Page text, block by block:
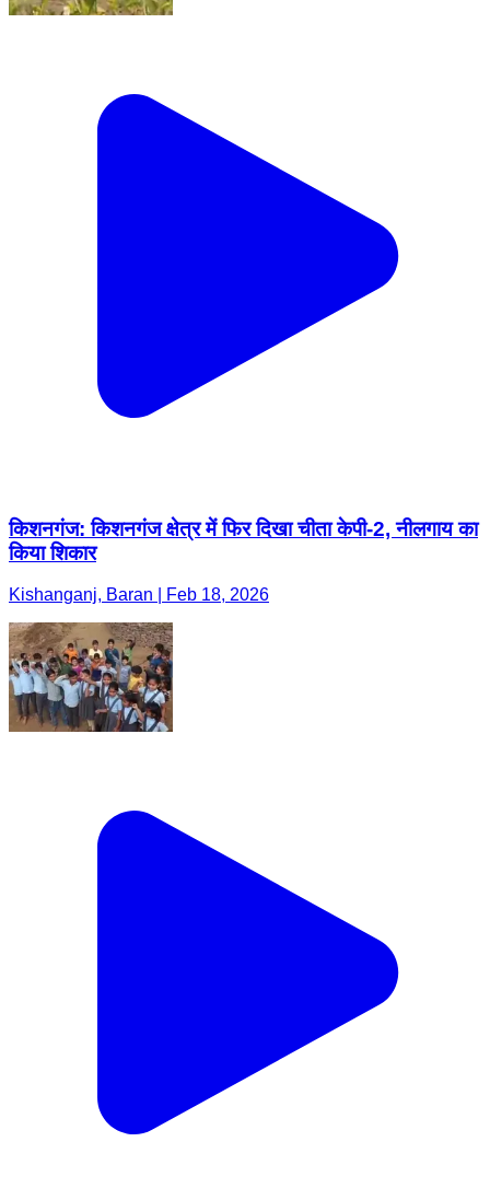
किशनगंज: किशनगंज क्षेत्र में फिर दिखा चीता केपी-2, नीलगाय का
किया शिकार
Kishanganj, Baran | Feb 18, 2026